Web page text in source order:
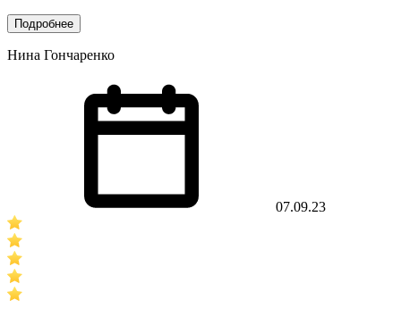
Подробнее
Нина Гончаренко
07.09.23